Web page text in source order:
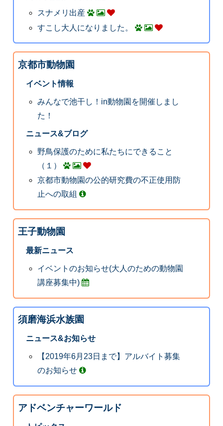
スナメリ出産
すこし大人になりました。
京都市動物園
イベント情報
みんなで池干し！in動物園を開催しまし
た！
ニュース&ブログ
野鳥保護のために私たちにできること
（１）
京都市動物園の公的研究費の不正使用防
止への取組
王子動物園
最新ニュース
イベントのお知らせ(大人のための動物園
講座募集中)
須磨海浜水族園
ニュース&お知らせ
【2019年6月23日まで】アルバイト募集
のお知らせ
アドベンチャーワールド